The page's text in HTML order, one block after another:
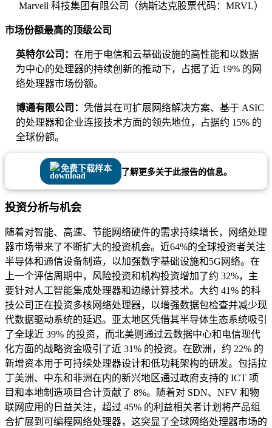
Marvell 科技集团有限公司（纳斯达克股票代码：MRVL）
市场份额最高的顶级公司
英特尔公司： 在用于电信和云基础设施的高性能和以数据
为中心的处理器的持续创新的推动下，占据了近 19% 的网
络处理器市场份额。
博通有限公司： 凭借其在可扩展网络解决方案、基于 ASIC
的处理器和企业连接技术方面的领先地位，占据约 15% 的
全球份额。
免费下载样本 了解更多关于此报告的信息。
投资分析与机会
随着对智能、高速、节能网络硬件的需求持续增长，网络处理
器市场带来了不断扩大的投资机会。近64%的全球投资者关注
半导体和通信设备制造，以加强数字基础设施和5G网络。在
上一个评估周期中，风险投资和机构投资增加了约 32%，主
要针对人工智能集成处理器和边缘计算技术。大约 41% 的科
技公司正在投资多核网络处理器，以增强数据包检查并减少现
代数据驱动系统的延迟。亚太地区凭借其半导体生态系统吸引
了全球近 39% 的投资，而北美则通过云数据中心和电信现代
化方面的战略资金吸引了近 31% 的投资。在欧洲，约 22% 的
新增资本用于可持续处理器设计和低功耗架构的研发。包括拉
丁美洲、中东和非洲在内的新兴地区通过政府支持的 ICT 项
目和本地制造项目合计贡献了 8%。随着对 SDN、NFV 和物
联网应用的日益关注，超过 45% 的利益相关者计划将产品组
合扩展到可编程网络处理器，这突显了全球网络处理器市场的